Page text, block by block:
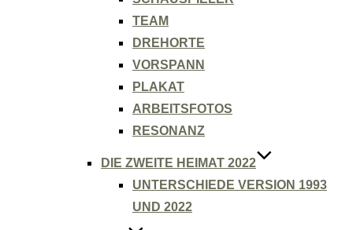
TEAM
DREHORTE
VORSPANN
PLAKAT
ARBEITSFOTOS
RESONANZ
DIE ZWEITE HEIMAT 2022
UNTERSCHIEDE VERSION 1993
UND 2022